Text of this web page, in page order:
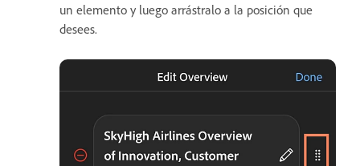
un elemento y luego arrástralo a la posición que
desees.